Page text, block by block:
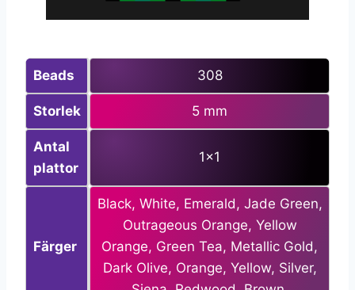
Beads 308
Storlek 5 mm
Antal
plattor
1×1
Färger
Black, White, Emerald, Jade Green,
Outrageous Orange, Yellow
Orange, Green Tea, Metallic Gold,
Dark Olive, Orange, Yellow, Silver,